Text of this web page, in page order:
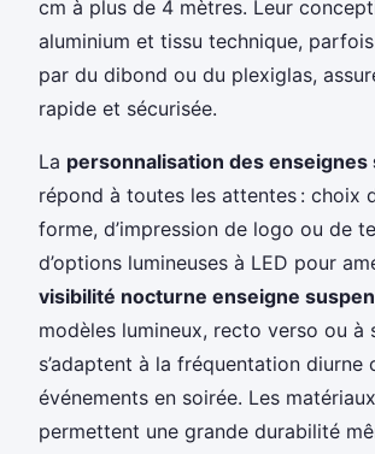
cm à plus de 4 mètres. Leur
aluminium et tissu technique,
par du dibond ou du plexiglas,
rapide et sécurisée.
La personnalisation des enseignes
répond à toutes les attentes : choix
forme, d’impression de logo ou de
d’options lumineuses à LED pour
visibilité nocturne enseigne
modèles lumineux, recto verso ou à
s’adaptent à la fréquentation diurne
événements en soirée. Les
permettent une grande durabilité